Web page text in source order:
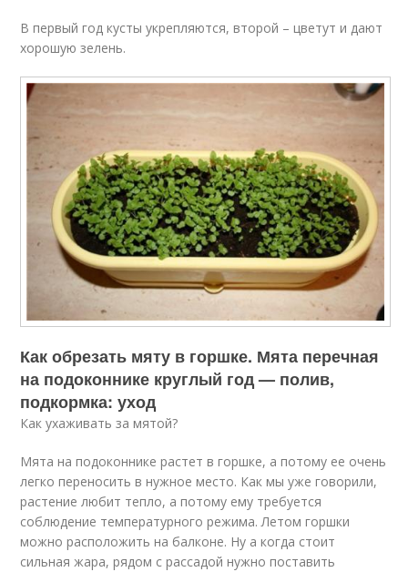
В первый год кусты укрепляются, второй – цветут и дают
хорошую зелень.
Как обрезать мяту в горшке. Мята перечная
на подоконнике круглый год — полив,
подкормка: уход
Как ухаживать за мятой?
Мята на подоконнике растет в горшке, а потому ее очень
легко переносить в нужное место. Как мы уже говорили,
растение любит тепло, а потому ему требуется
соблюдение температурного режима. Летом горшки
можно расположить на балконе. Ну а когда стоит
сильная жара, рядом с рассадой нужно поставить